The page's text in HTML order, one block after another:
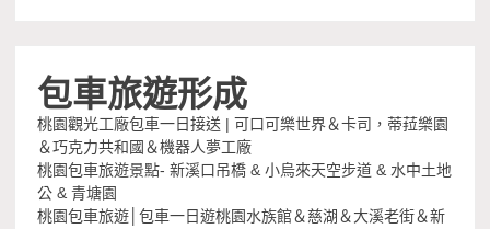
包車旅遊形成
桃園觀光工廠包車一日接送 | 可口可樂世界＆卡司，蒂菈樂園
＆巧克力共和國＆機器人夢工廠
桃園包車旅遊景點- 新溪口吊橋 & 小烏來天空步道 & 水中土地
公 & 青塘園
桃園包車旅遊│包車一日遊桃園水族館＆慈湖＆大溪老街＆新